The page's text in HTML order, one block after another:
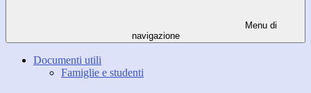
Menu di
navigazione
Documenti utili
Famiglie e studenti